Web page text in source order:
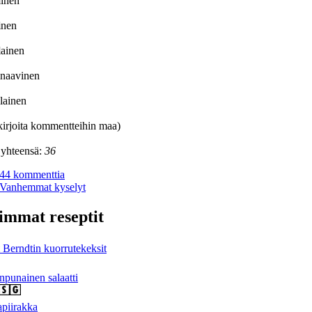
kommentteihin maa)
36
44 kommenttia
Vanhemmat kyselyt
reseptit
kuorrutekeksit
salaatti